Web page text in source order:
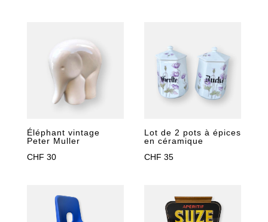
Éléphant vintage
Peter Muller
CHF 30
Lot de 2 pots à épices
en céramique
CHF 35